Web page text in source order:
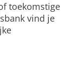
toekomstige
vind je